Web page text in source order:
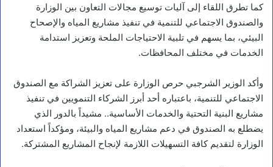
كما تطرق اللقاء إلى آليات توسيع مجالات التعاون بين الوزارة
والصندوق الاجتماعي للتنمية في تنفيذ مشاريع المياه والإصحاح
البيئي، بما يسهم في تلبية الاحتياجات الملحة وتعزيز استدامة
الخدمات في مختلف المحافظات.
وأكد الوزير الشرجبي حرص الوزارة على تعزيز الشراكة مع الصندوق
الاجتماعي للتنمية، باعتباره أحد أبرز الشركاء التنمويين في تنفيذ
مشاريع البنية التحتية والخدمات الأساسية.. مشيداً بالدور الذي
يضطلع به الصندوق في دعم مشاريع المياه والبيئة، ومؤكداً استعداد
الوزارة لتقديم كافة التسهيلات اللازمة لإنجاح المشاريع المشتركة.
و
ز
ي
ر
ل
ز
ا
ع
ة